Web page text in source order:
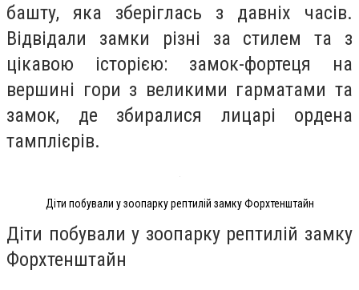
башту, яка зберіглась з давніх часів.
Відвідали замки різні за стилем та з
цікавою історією: замок-фортеця на
вершині гори з великими гарматами та
замок, де збиралися лицарі ордена
тамплієрів.
Діти побували у зоопарку рептилій замку Форхтенштайн
Діти побували у зоопарку рептилій замку
Форхтенштайн